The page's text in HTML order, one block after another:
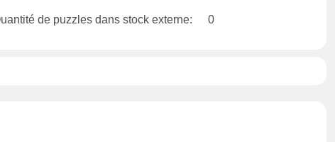
de puzzles dans stock externe: 0